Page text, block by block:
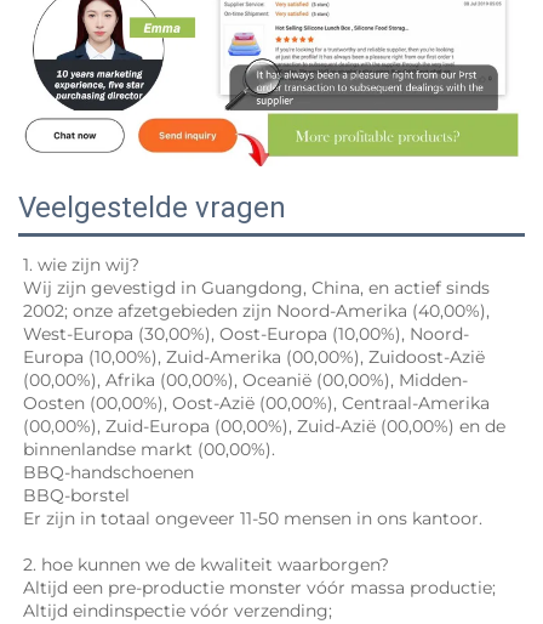
Veelgestelde vragen
1. wie zijn wij?
Wij zijn gevestigd in Guangdong, China, en actief sinds
2002; onze afzetgebieden zijn Noord-Amerika (40,00%),
West-Europa (30,00%), Oost-Europa (10,00%), Noord-
Europa (10,00%), Zuid-Amerika (00,00%), Zuidoost-Azië
(00,00%), Afrika (00,00%), Oceanië (00,00%), Midden-
Oosten (00,00%), Oost-Azië (00,00%), Centraal-Amerika
(00,00%), Zuid-Europa (00,00%), Zuid-Azië (00,00%) en de
binnenlandse markt (00,00%).
BBQ-handschoenen
BBQ-borstel
Er zijn in totaal ongeveer 11-50 mensen in ons kantoor.
2. hoe kunnen we de kwaliteit waarborgen?
Altijd een pre-productie monster vóór massa productie;
Altijd eindinspectie vóór verzending;